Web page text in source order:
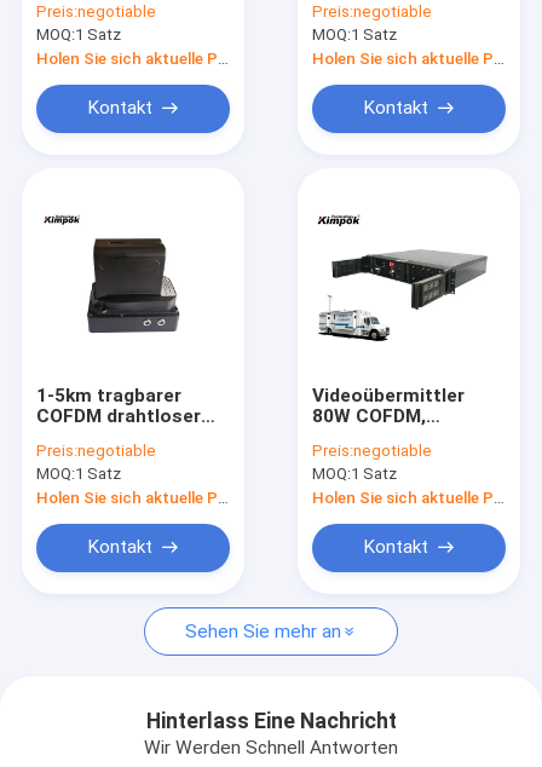
Handelsabsender für
feuerbekämpfenden
Roboter USV
Preis:negotiable
MOQ:1 Satz
Kontakt
AES-Verschlüsselung
80 Watt-Energie
Preis:negotiable
MOQ:1 Satz
Kontakt
1-5km tragbarer
COFDM drahtloser
Militärklasse
Preis:negotiable
MOQ:1 Satz
Kontakt
Videoübermittler
80W COFDM,
Ergänzung 4k
erstrecken lang sich
NLOS 60km
Preis:negotiable
MOQ:1 Satz
Kontakt
Sehen Sie mehr an
Hinterlass Eine Nachricht
Wir Werden Schnell Antworten